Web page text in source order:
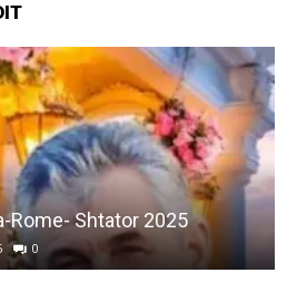
Rome- Shtator 2025
0